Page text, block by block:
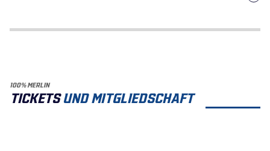
100% MERLIN
TICKETSUND MITGLIEDSCHAFT